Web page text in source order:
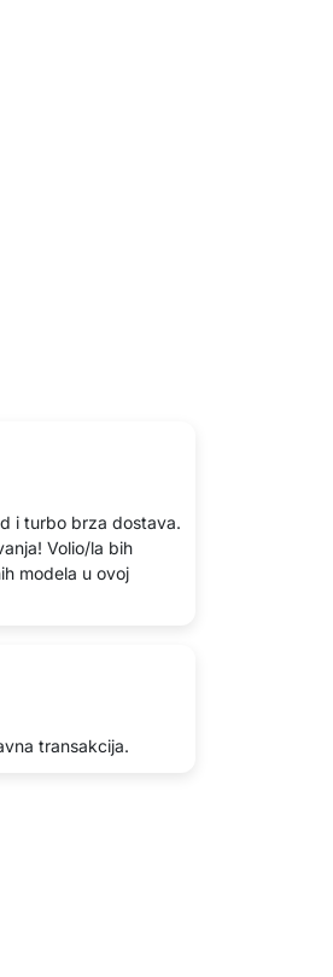
i turbo brza dostava.
Volio/la bih
modela u ovoj
transakcija.